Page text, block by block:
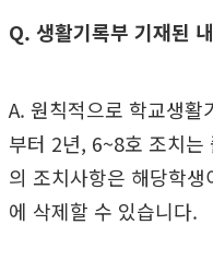
Q. 생활기록부 기재된
A. 원칙적으로 학교생
부터 2년, 6~8호 조치는
의 조치사항은 해당학
에 삭제할 수 있습니다.